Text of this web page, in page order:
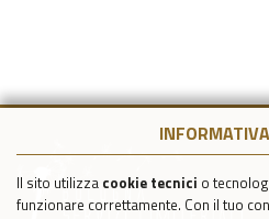
Il sito utilizza cookie tecnici o
funzionare correttamente. Con il tuo